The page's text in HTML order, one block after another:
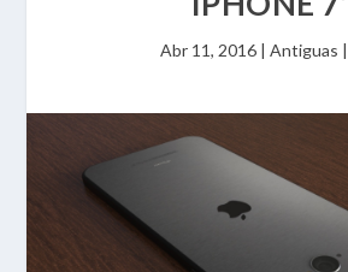
Abr 11, 2016 | Antiguas |